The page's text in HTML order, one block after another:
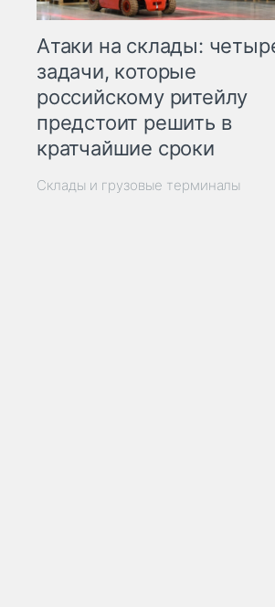
Атаки на склады:
задачи, которые
российскому ритейлу
предстоит решить в
кратчайшие сроки
Склады и грузовые терминалы